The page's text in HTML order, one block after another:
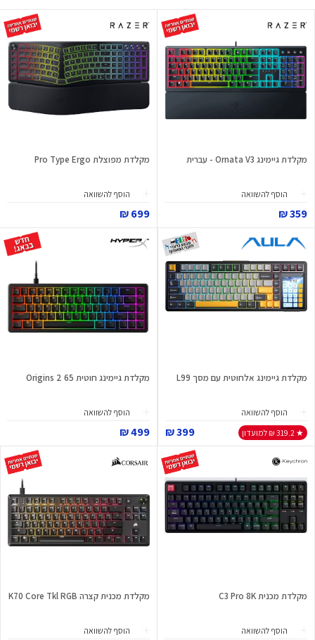
מקלדת גיימינג Ornata V3 - עברית
הוסף להשוואה
359 ₪
מקלדת מפוצלת Pro Type Ergo
הוסף להשוואה
699 ₪
מקלדת גיימינג אלחוטית עם מסך L99
הוסף להשוואה
★ 319.2 ₪ למועדון
399 ₪
מקלדת גיימינג חוטית Origins 2 65
הוסף להשוואה
499 ₪
מקלדת מכנית C3 Pro 8K
הוסף להשוואה
מקלדת מכנית קצרה K70 Core Tkl RGB
הוסף להשוואה